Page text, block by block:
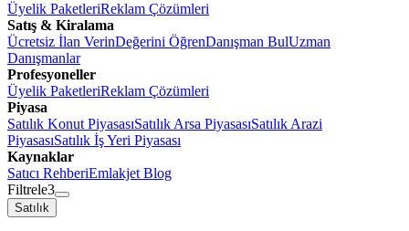
Üyelik PaketleriReklam Çözümleri
Satış & Kiralama
Ücretsiz İlan VerinDeğerini ÖğrenDanışman BulUzman
Danışmanlar
Profesyoneller
Üyelik PaketleriReklam Çözümleri
Piyasa
Satılık Konut PiyasasıSatılık Arsa PiyasasıSatılık Arazi
PiyasasıSatılık İş Yeri Piyasası
Kaynaklar
Satıcı RehberiEmlakjet Blog
Filtrele3
Satılık